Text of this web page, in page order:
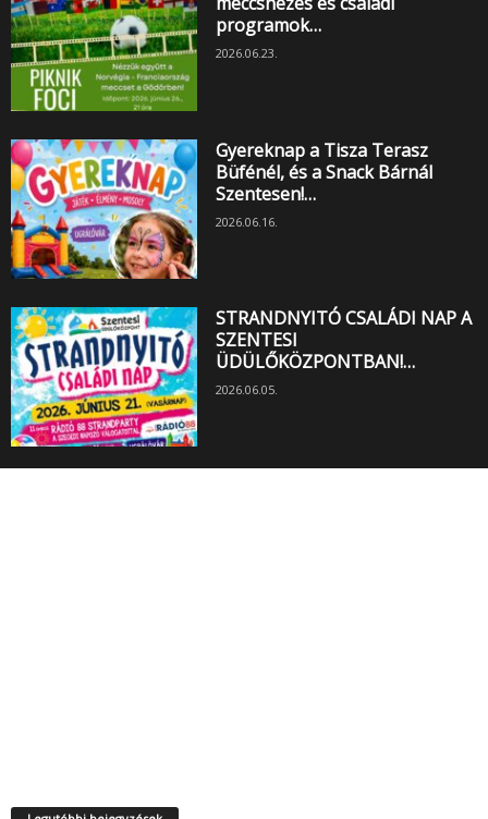
programok…
2026.06.23.
Gyereknap a Tisza Terasz
Büfénél, és a Snack Bárnál
Szentesen!…
2026.06.16.
STRANDNYITÓ CSALÁDI NAP A
SZENTESI
ÜDÜLŐKÖZPONTBAN!…
2026.06.05.